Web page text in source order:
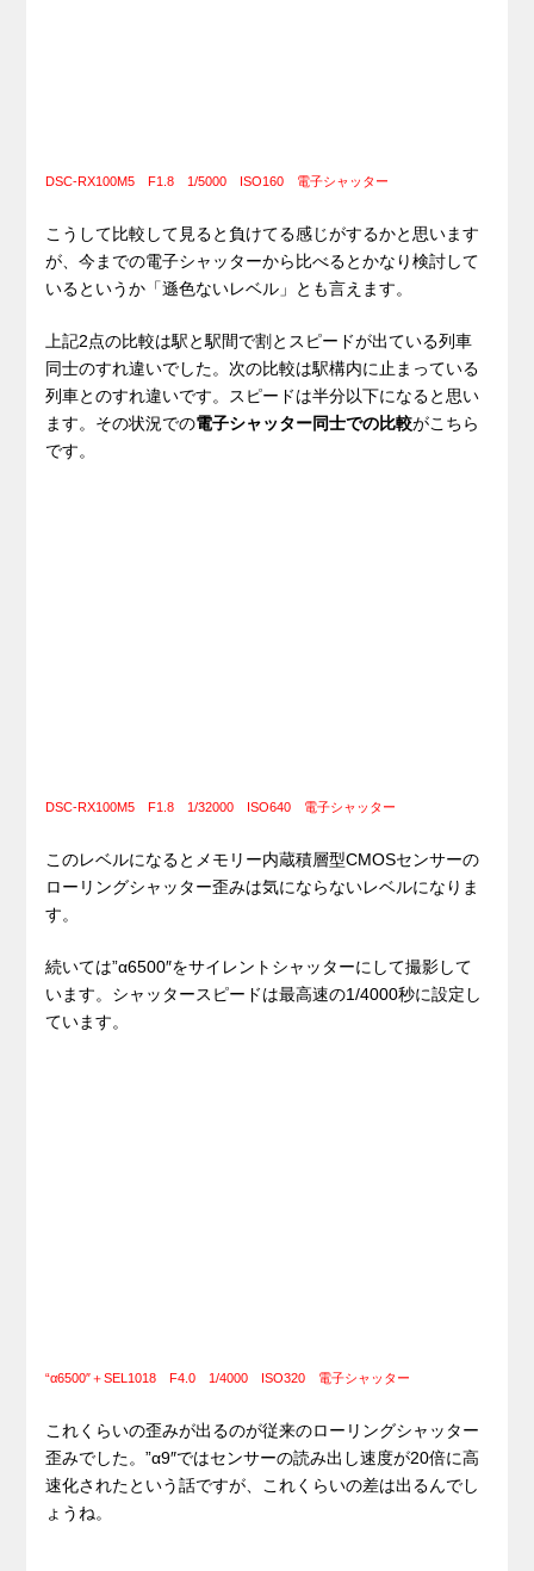
DSC-RX100M5 F1.8 1/5000 ISO160 電子シャッター
こうして比較して見ると負けてる感じがするかと思います
が、今までの電子シャッターから比べるとかなり検討して
いるというか「遜色ないレベル」とも言えます。
上記2点の比較は駅と駅間で割とスピードが出ている列車
同士のすれ違いでした。次の比較は駅構内に止まっている
列車とのすれ違いです。スピードは半分以下になると思い
ます。その状況での電子シャッター同士での比較がこちら
です。
DSC-RX100M5 F1.8 1/32000 ISO640 電子シャッター
このレベルになるとメモリー内蔵積層型CMOSセンサーの
ローリングシャッター歪みは気にならないレベルになりま
す。
続いては”α6500″をサイレントシャッターにして撮影して
います。シャッタースピードは最高速の1/4000秒に設定し
ています。
“α6500″＋SEL1018 F4.0 1/4000 ISO320 電子シャッター
これくらいの歪みが出るのが従来のローリングシャッター
歪みでした。”α9″ではセンサーの読み出し速度が20倍に高
速化されたという話ですが、これくらいの差は出るんでし
ょうね。